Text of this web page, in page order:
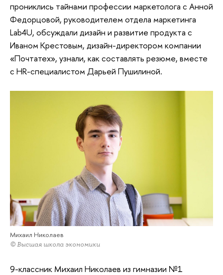
прониклись тайнами профессии маркетолога с Анной
Федорцовой, руководителем отдела маркетинга
Lab4U, обсуждали дизайн и развитие продукта с
Иваном Крестовым, дизайн-директором компании
«Почтатех», узнали, как составлять резюме, вместе
с HR-специалистом Дарьей Пушилиной.
Михаил Николаев
© Высшая школа экономики
9-классник Михаил Николаев из гимназии №1